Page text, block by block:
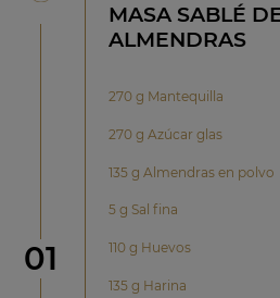
Paso
01
MASA SABLÉ
ALMENDRAS
270 g Mantequilla
270 g Azúcar glas
135 g Almendras en polvo
5 g Sal fina
110 g Huevos
135 g Harina